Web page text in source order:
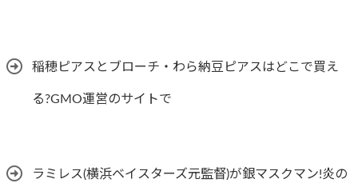
稲穂ピアスとブローチ・わら納豆ピアスはどこで買え
る?GMO運営のサイトで
ラミレス(横浜ベイスターズ元監督)が銀マスクマン!炎の